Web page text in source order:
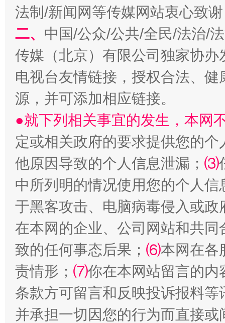
“刷贴”乱象丛生
揭批美国五大"原罪" "炒
法制/新闻网等传媒网站衷心致
二、 中国/公众/公共/全民/法治/
传媒（北京）有限公司独家协
电视台友情链接，授权合法、
源，并可添加相应链接。
●就下列相关事宜的发生，本网
定或相关政府的要求提供您的个
他原因导致的个人信息泄漏； ⑶
中所列明的情况使用您的个人
于黑客攻击、电脑病毒侵入或
在本网的企业、公司网站和共
致的任何事态后果； ⑹本网在各
责情形； ⑺你在本网站留言的内
条款方可留言和反映投诉报料
并承担一切因您的行为而直接